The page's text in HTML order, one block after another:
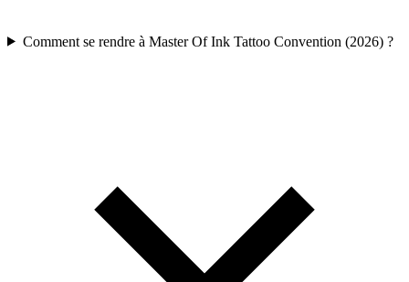
Comment se rendre à Master Of Ink Tattoo Convention (2026) ?